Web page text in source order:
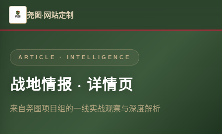
尧图·网站定制
ARTICLE · INTELLIGENCE
战地情报 · 详情页
来自尧图项目组的一线实战观察与深度解析